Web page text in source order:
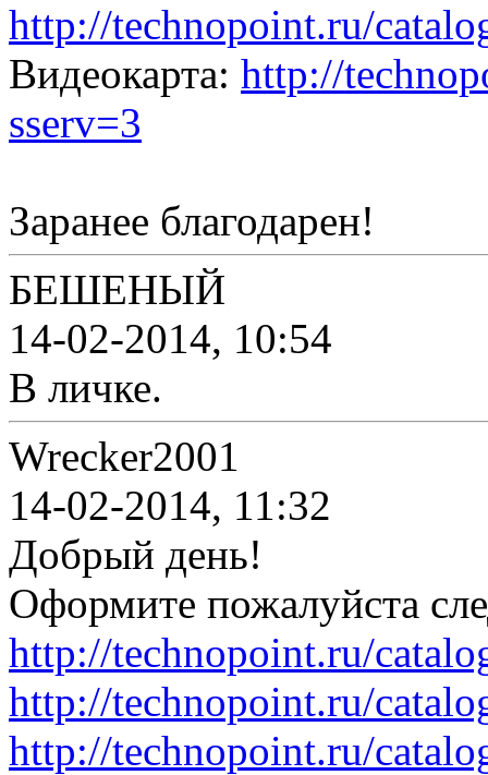
http://technopoint.ru/
Видеокарта: http://
sserv=3
Заранее благодарен!
БЕШЕНЫЙ
14-02-2014, 10:54
В личке.
Wrecker2001
14-02-2014, 11:32
Добрый день!
Оформите пожалуйста
http://technopoint.ru/
http://technopoint.ru/
http://technopoint.ru/